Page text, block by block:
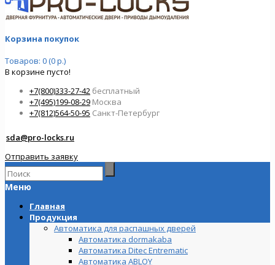
Корзина покупок
Товаров: 0 (0 р.)
В корзине пусто!
+7(800)333-27-42 бесплатный
+7(495)199-08-29 Москва
+7(812)564-50-95 Санкт-Петербург
sda@pro-locks.ru
Отправить заявку
Меню
Главная
Продукция
Автоматика для распашных дверей
Автоматика dormakaba
Автоматика Ditec Entrematic
Автоматика ABLOY